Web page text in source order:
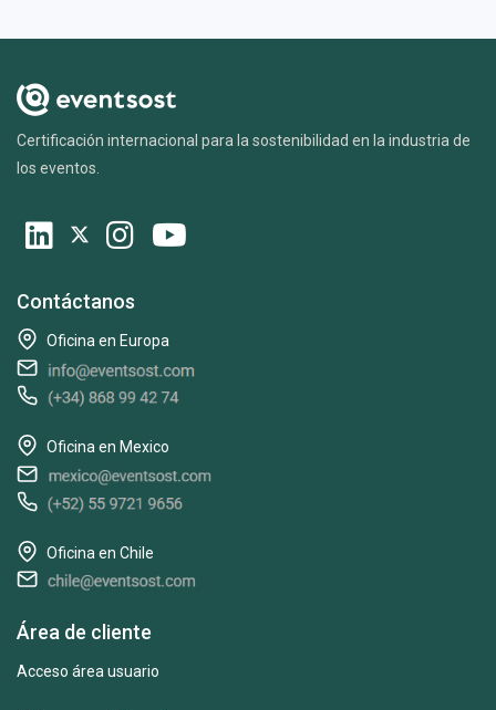
Certificación internacional para la sostenibilidad en la industria de
los eventos.
Contáctanos
Oficina en Europa
Oficina en Mexico
Oficina en Chile
Área de cliente
Acceso área usuario